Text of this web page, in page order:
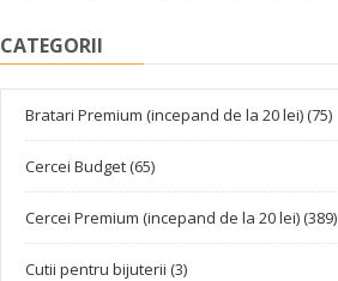
CATEGORII
Bratari Premium (incepand de la 20 lei) (75)
Cercei Budget (65)
Cercei Premium (incepand de la 20 lei) (389)
Cutii pentru bijuterii (3)